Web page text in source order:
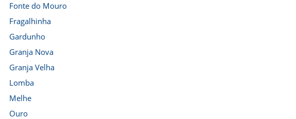
Fonte do Mouro
Fragalhinha
Gardunho
Granja Nova
Granja Velha
Lomba
Melhe
Ouro